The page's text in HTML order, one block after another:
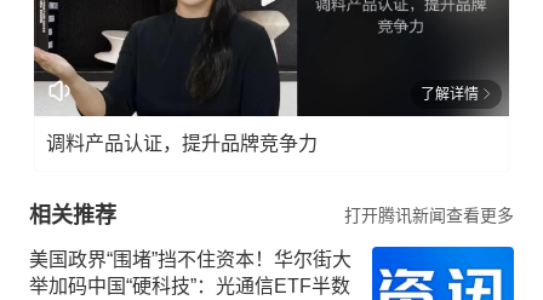
了解详情
调料产品认证，提升品牌竞争力
相关推荐 打开腾讯新闻查看更多
美国政界“围堵”挡不住资本！华尔街大
举加码中国“硬科技”：光通信ETF半数